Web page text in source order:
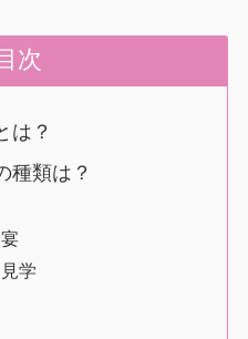
次
は？
種類は？
学